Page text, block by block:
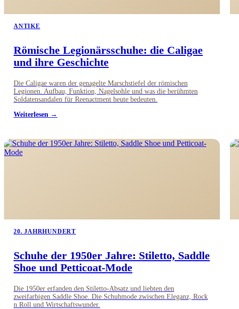
ANTIKE
Römische Legionärsschuhe: die Caligae
und ihre Geschichte
Die Caligae waren der genagelte Marschstiefel der römischen
Legionen. Aufbau, Funktion, Nagelsohle und was die berühmten
Soldatensandalen für Reenactment heute bedeuten.
Weiterlesen →
20. JAHRHUNDERT
Schuhe der 1950er Jahre: Stiletto, Saddle
Shoe und Petticoat-Mode
Die 1950er erfanden den Stiletto-Absatz und liebten den
zweifarbigen Saddle Shoe. Die Schuhmode zwischen Eleganz, Rock
n Roll und Wirtschaftswunder.